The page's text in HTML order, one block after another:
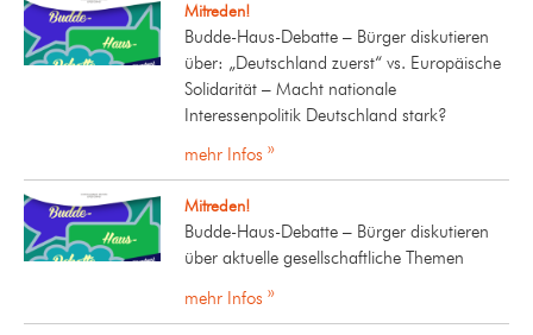
Mitreden!
Budde-Haus-Debatte – Bürger diskutieren
über: „Deutschland zuerst“ vs. Europäische
Solidarität – Macht nationale
Interessenpolitik Deutschland stark?
mehr Infos »
Mitreden!
Budde-Haus-Debatte – Bürger diskutieren
über aktuelle gesellschaftliche Themen
mehr Infos »